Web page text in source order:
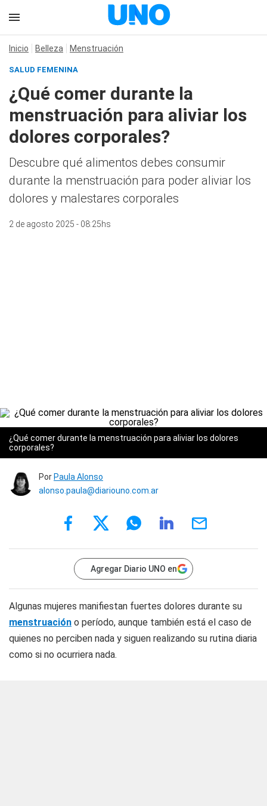
Inicio Belleza Menstruación
SALUD FEMENINA
¿Qué comer durante la
menstruación para aliviar los
dolores corporales?
Descubre qué alimentos debes consumir
durante la menstruación para poder aliviar los
dolores y malestares corporales
2 de agosto 2025 - 08:25hs
¿Qué comer durante la menstruación para aliviar los dolores
corporales?
Por Paula Alonso
alonso.paula@diariouno.com.ar
Agregar Diario UNO en
Algunas mujeres manifiestan fuertes dolores durante su
menstruación o período, aunque también está el caso de
quienes no perciben nada y siguen realizando su rutina diaria
como si no ocurriera nada.